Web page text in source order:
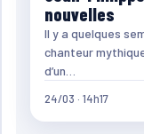
nouvelles
Il y a quelques
chanteur
d’un…
24/03 · 14h17